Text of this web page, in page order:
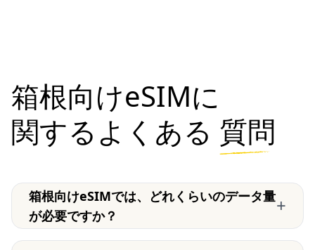
箱根向けeSIMに
関するよくある 質問
箱根向けeSIMでは、どれくらいのデータ量
が必要ですか？
+